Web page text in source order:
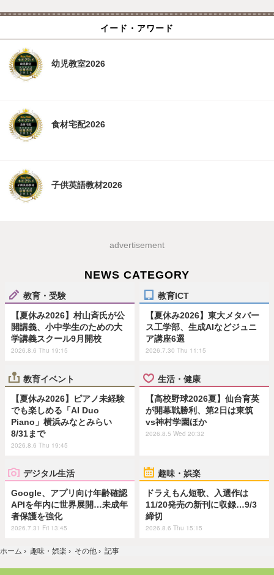
イード・アワード
幼児教室2026
食材宅配2026
子供英語教材2026
advertisement
NEWS CATEGORY
教育・受験
【夏休み2026】村山斉氏が公
開講義、小中学生のための大
学講義スクール9月開校
2026.8.6 Thu 19:15
教育ICT
【夏休み2026】東大メタバー
ス工学部、生成AIなどジュニ
ア講座6選
2026.7.30 Thu 11:15
教育イベント
【夏休み2026】ピアノ未経験
でも楽しめる「AI Duo
Piano」横浜みなとみらい
8/31まで
2026.8.6 Thu 19:45
生活・健康
【高校野球2026夏】仙台育英
が開幕戦勝利、第2日は東筑
vs神村学園ほか
2026.8.5 Wed 20:32
デジタル生活
Google、アプリ向け年齢確認
APIを年内に世界展開…未成年
者保護を強化
2026.7.31 Fri 13:45
趣味・娯楽
ドラえもん短歌、入選作は
11/20発売の新刊に収録…9/3
締切
2026.8.6 Thu 15:15
ホーム › 趣味・娯楽 › その他 › 記事